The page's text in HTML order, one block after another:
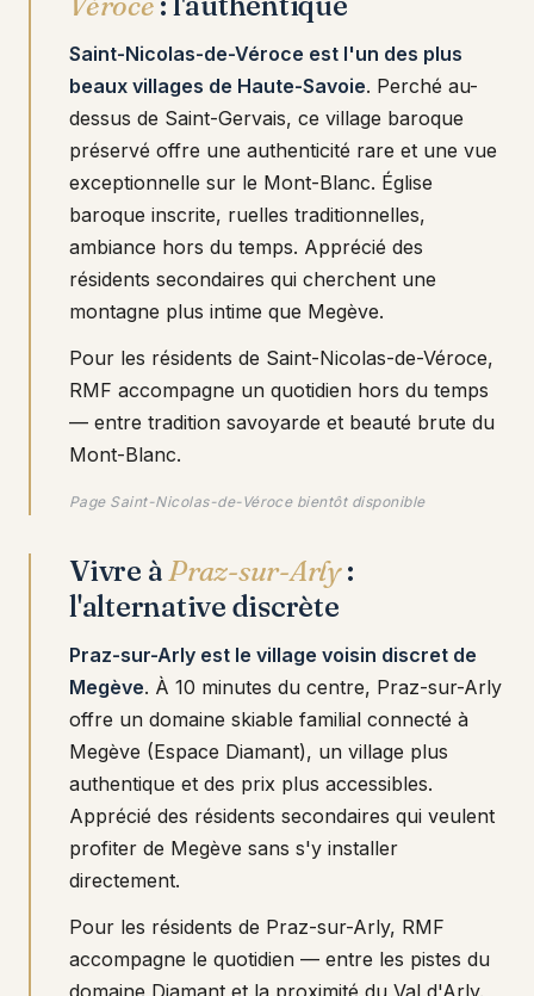
Saint-Nicolas-de-Véroce est l'un des plus
beaux villages de Haute-Savoie. Perché au-
dessus de Saint-Gervais, ce village baroque
préservé offre une authenticité rare et une vue
exceptionnelle sur le Mont-Blanc. Église
baroque inscrite, ruelles traditionnelles,
ambiance hors du temps. Apprécié des
résidents secondaires qui cherchent une
montagne plus intime que Megève.
Pour les résidents de Saint-Nicolas-de-Véroce,
RMF accompagne un quotidien hors du temps
— entre tradition savoyarde et beauté brute du
Mont-Blanc.
Page Saint-Nicolas-de-Véroce bientôt disponible
Vivre àPraz-sur-Arly:
l'alternative discrète
Praz-sur-Arly est le village voisin discret de
Megève. À 10 minutes du centre, Praz-sur-Arly
offre un domaine skiable familial connecté à
Megève (Espace Diamant), un village plus
authentique et des prix plus accessibles.
Apprécié des résidents secondaires qui veulent
profiter de Megève sans s'y installer
directement.
Pour les résidents de Praz-sur-Arly, RMF
accompagne le quotidien — entre les pistes du
domaine Diamant et la proximité du Val d'Arly.